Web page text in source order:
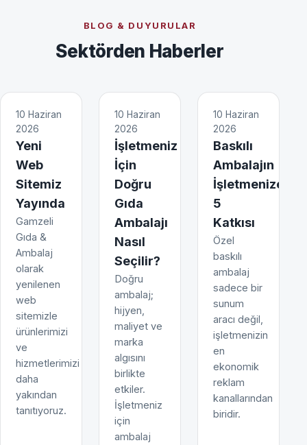
BLOG & DUYURULAR
Sektörden Haberler
10 Haziran
2026
Yeni
Web
Sitemiz
Yayında
Gamzeli
Gıda &
Ambalaj
olarak
yenilenen
web
sitemizle
ürünlerimizi
ve
hizmetlerimizi
daha
yakından
tanıtıyoruz.
10 Haziran
2026
İşletmeniz
İçin
Doğru
Gıda
Ambalajı
Nasıl
Seçilir?
Doğru
ambalaj;
hijyen,
maliyet ve
marka
algısını
birlikte
etkiler.
İşletmeniz
için
ambalaj
10 Haziran
2026
Baskılı
Ambalajın
İşletmenize
5
Katkısı
Özel
baskılı
ambalaj
sadece bir
sunum
aracı değil,
işletmenizin
en
ekonomik
reklam
kanallarından
biridir.